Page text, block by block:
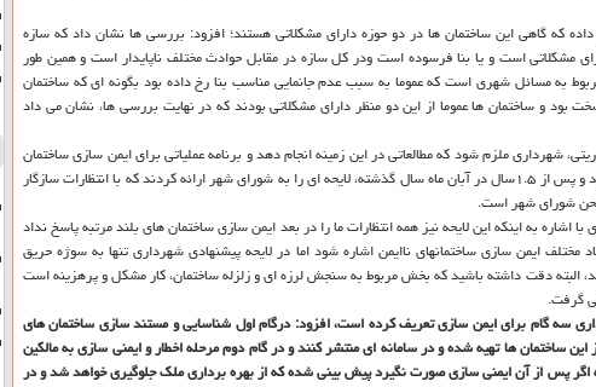
كه گاهی این ساختمان ها در دو حوزه دارای مشكلاتی هستند؛ افزود: بررسی ها نشان داد كه سازه
مشكلاتی است و یا بنا فرسوده است ودر كل سازه در مقابل حوادث مختلف ناپایدار است و همین طور
به مسائل شهری است كه عموما به سبب عدم جانمایی مناسب بنا رخ داده بود بگونه ای كه ساختمان
بود و ساختمان ها عموما از این دو منظر دارای مشكلاتی بودند كه در نهایت بررسی ها، نشان می داد
شهرداری ملزم شود كه مطالعاتی در این زمینه انجام دهد و برنامه عملیاتی برای ایمن سازی ساختمان
بلند مرتبه ارائه كند افزود: اما بنا به دلیلهای مختلف این كار با تاخیر مواجه گردید و پس از ۱.۵سال در آبان ماه سال گذشته، لایحه ای را به شورای شهر ارائه كردند كه با انتظارات سازگار
صحن شورای شهر است.
به اینكه این لایحه نیز همه انتظارات ما را در بعد ایمن سازی ساختمان های بلند مرتبه پاسخ نداد
ایمن سازی ساختمانهای ناایمن اشاره شود اما در لایحه پیشنهادی شهرداری تنها به سوژه حریق
البته دقت داشته باشید كه بخش مربوط به سنجش لرزه ای و زلزله ساختمان، كار مشكل و پرهزینه است
گرفت.
سه گام برای ایمن سازی تعریف كرده است، افزود: درگام اول شناسایی و مستند سازی ساختمان های
ساختمان ها تهیه شده و در سامانه ای منتشر كنند و در گام دوم مرحله اخطار و ایمنی سازی به مالكین
پس از آن ایمنی سازی صورت نگیرد پیش بینی شده كه از بهره برداری ملك جلوگیری خواهد شد و در